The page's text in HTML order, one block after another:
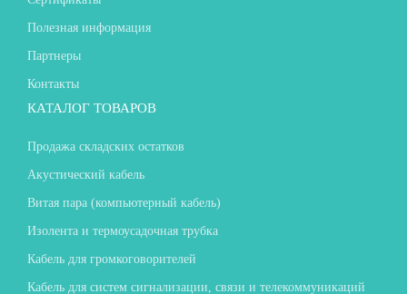
Полезная информация
Партнеры
Контакты
КАТАЛОГ ТОВАРОВ
Продажа складских остатков
Акустический кабель
Витая пара (компьютерный кабель)
Изолента и термоусадочная трубка
Кабель для громкоговорителей
Кабель для систем сигнализации, связи и телекоммуникаций